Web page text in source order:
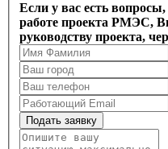
Если у вас есть
работе проекта РМЭС,
руководству проекта,
Подать заявку